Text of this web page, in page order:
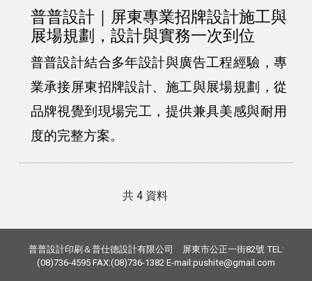
普普設計｜屏東專業招牌設計施工與
展場規劃，設計與實務一次到位
普普設計結合多年設計與廣告工程經驗，專
業承接屏東招牌設計、施工與展場規劃，從
品牌視覺到現場完工，提供兼具美感與耐用
度的完整方案。
共 4 資料
普普設計印刷＆普仕德設計有限公司 屏東市公正一街82號 TEL:
(08)736-4595 FAX:(08)736-1382 E-mail:pushite@gmail.com